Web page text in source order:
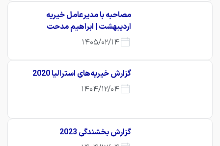
مصاحبه با مدیرعامل خیریه
اردیبهشت | ابراهیم مدحت
1405/02/14
گزارش خیریه‌های استرالیا 2020
1404/12/04
گزارش بخشندگی 2023